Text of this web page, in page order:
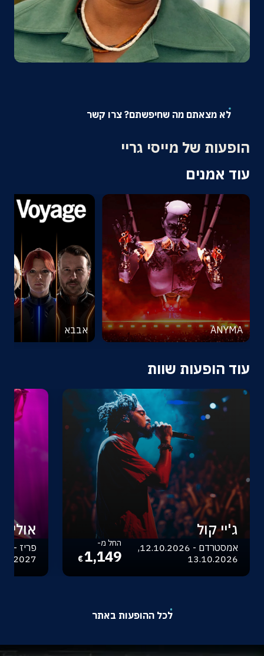
אודות
צרו קשר
לא מצאתם מה שחיפשתם? צרו קשר
הופעות של מייסי גריי
עוד אמנים
ANYMA אבבא
עוד הופעות שוות
ג'יי קול
אמסטרדם - 12.10.2026,
13.10.2026
החל מ-
1,149
€
לכל ההופעות באתר